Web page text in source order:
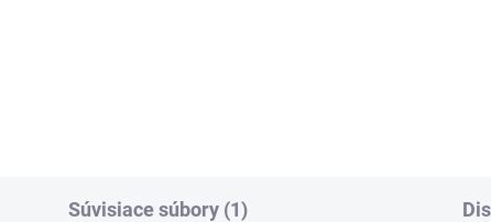
Súvisiace súbory (1)